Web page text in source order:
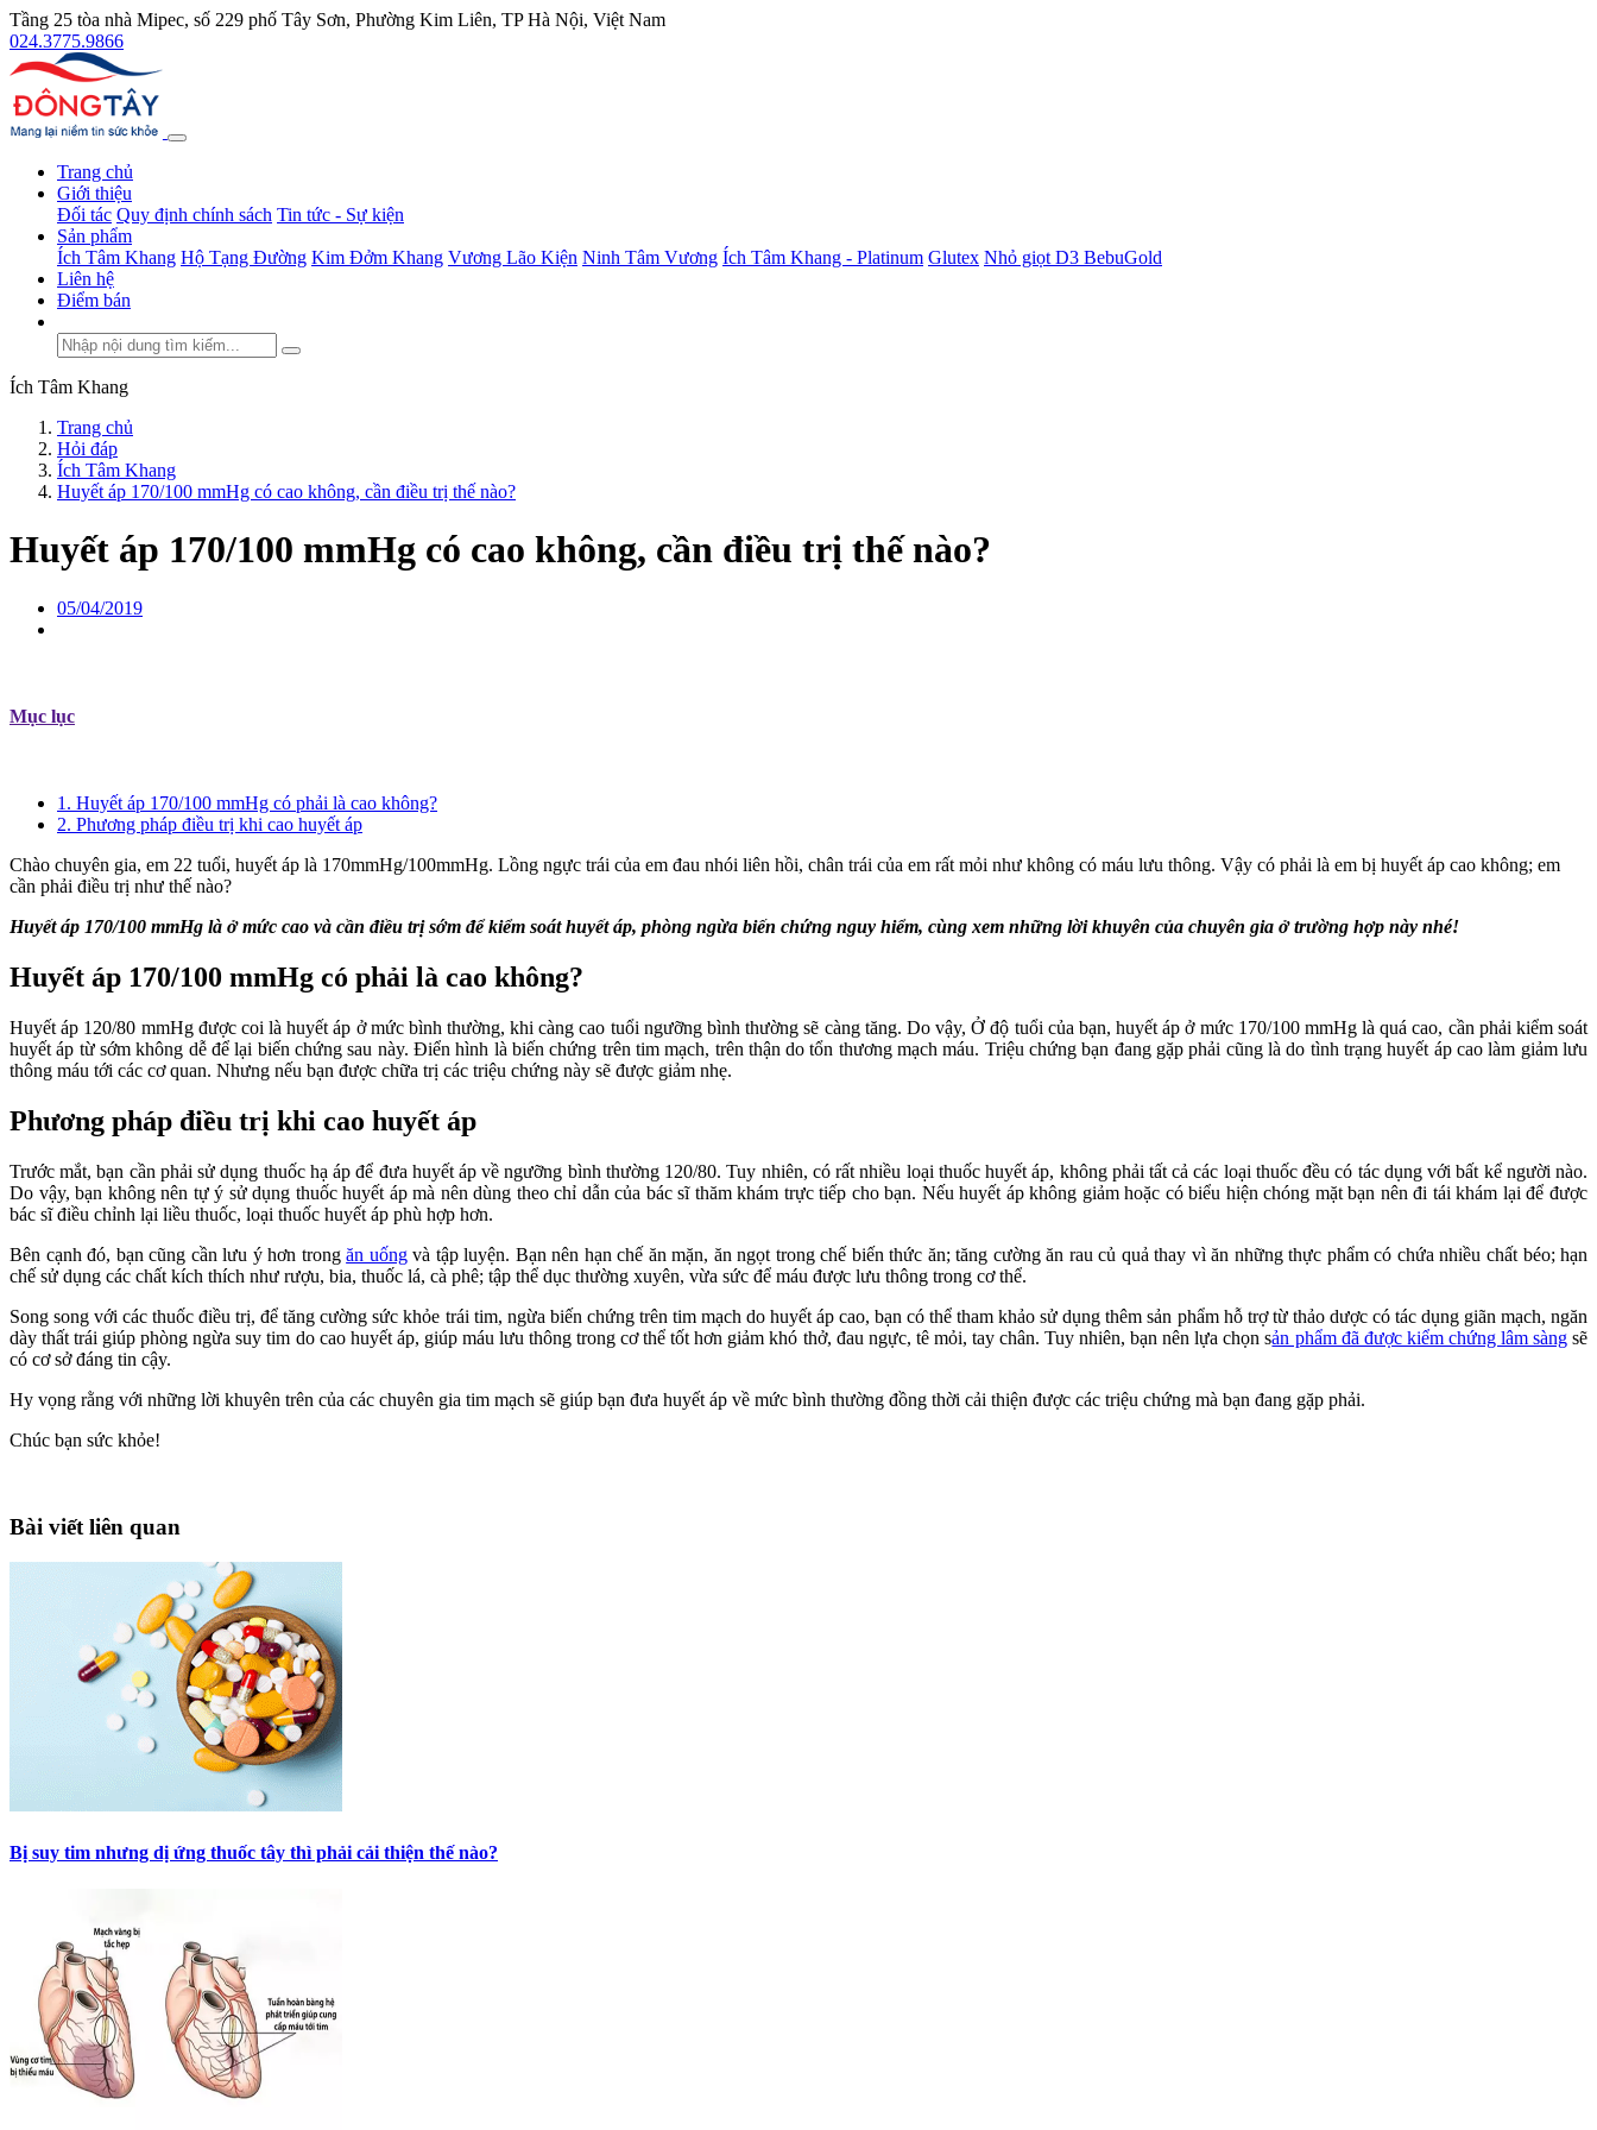
Tầng 25 tòa nhà Mipec, số 229 phố Tây Sơn, Phường Kim Liên, TP Hà Nội, Việt Nam
024.3775.9866
Trang chủ
Giới thiệu
Đối tác Quy định chính sách Tin tức - Sự kiện
Sản phẩm
Ích Tâm Khang Hộ Tạng Đường Kim Đởm Khang Vương Lão Kiện Ninh Tâm Vương Ích Tâm Khang - Platinum Glutex Nhỏ giọt D3 BebuGold
Liên hệ
Điểm bán
Ích Tâm Khang
Trang chủ
Hỏi đáp
Ích Tâm Khang
Huyết áp 170/100 mmHg có cao không, cần điều trị thế nào?
Huyết áp 170/100 mmHg có cao không, cần điều trị thế nào?
05/04/2019
Mục lục
1. Huyết áp 170/100 mmHg có phải là cao không?
2. Phương pháp điều trị khi cao huyết áp
Chào chuyên gia, em 22 tuổi, huyết áp là 170mmHg/100mmHg. Lồng ngực trái của em đau nhói liên hồi, chân trái của em rất mỏi như không có máu lưu thông. Vậy có phải là em bị huyết áp cao không; em
cần phải điều trị như thế nào?
Huyết áp 170/100 mmHg là ở mức cao và cần điều trị sớm để kiểm soát huyết áp, phòng ngừa biến chứng nguy hiểm, cùng xem những lời khuyên của chuyên gia ở trường hợp này nhé!
Huyết áp 170/100 mmHg có phải là cao không?
Huyết áp 120/80 mmHg được coi là huyết áp ở mức bình thường, khi càng cao tuổi ngưỡng bình thường sẽ càng tăng. Do vậy, Ở độ tuổi của bạn, huyết áp ở mức 170/100 mmHg là quá cao, cần phải kiểm soát
huyết áp từ sớm không dễ để lại biến chứng sau này. Điển hình là biến chứng trên tim mạch, trên thận do tổn thương mạch máu. Triệu chứng bạn đang gặp phải cũng là do tình trạng huyết áp cao làm giảm lưu
thông máu tới các cơ quan. Nhưng nếu bạn được chữa trị các triệu chứng này sẽ được giảm nhẹ.
Phương pháp điều trị khi cao huyết áp
Trước mắt, bạn cần phải sử dụng thuốc hạ áp để đưa huyết áp về ngưỡng bình thường 120/80. Tuy nhiên, có rất nhiều loại thuốc huyết áp, không phải tất cả các loại thuốc đều có tác dụng với bất kể người nào.
Do vậy, bạn không nên tự ý sử dụng thuốc huyết áp mà nên dùng theo chỉ dẫn của bác sĩ thăm khám trực tiếp cho bạn. Nếu huyết áp không giảm hoặc có biểu hiện chóng mặt bạn nên đi tái khám lại để được
bác sĩ điều chỉnh lại liều thuốc, loại thuốc huyết áp phù hợp hơn.
Bên cạnh đó, bạn cũng cần lưu ý hơn trongăn uốngvà tập luyện. Bạn nên hạn chế ăn mặn, ăn ngọt trong chế biến thức ăn; tăng cường ăn rau củ quả thay vì ăn những thực phẩm có chứa nhiều chất béo; hạn
chế sử dụng các chất kích thích như rượu, bia, thuốc lá, cà phê; tập thể dục thường xuyên, vừa sức để máu được lưu thông trong cơ thể.
Song song với các thuốc điều trị, để tăng cường sức khỏe trái tim, ngừa biến chứng trên tim mạch do huyết áp cao, bạn có thể tham khảo sử dụng thêm sản phẩm hỗ trợ từ thảo dược có tác dụng giãn mạch, ngăn
dày thất trái giúp phòng ngừa suy tim do cao huyết áp, giúp máu lưu thông trong cơ thể tốt hơn giảm khó thở, đau ngực, tê mỏi, tay chân. Tuy nhiên, bạn nên lựa chọn sản phẩm đã được kiểm chứng lâm sàngsẽ
có cơ sở đáng tin cậy.
Hy vọng rằng với những lời khuyên trên của các chuyên gia tim mạch sẽ giúp bạn đưa huyết áp về mức bình thường đồng thời cải thiện được các triệu chứng mà bạn đang gặp phải.
Chúc bạn sức khỏe!
Bài viết liên quan
Bị suy tim nhưng dị ứng thuốc tây thì phải cải thiện thế nào?